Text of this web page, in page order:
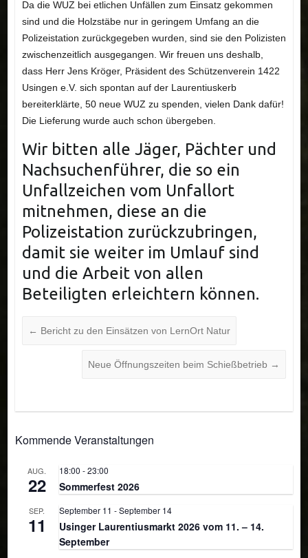
Da die WUZ bei etlichen Unfällen zum Einsatz gekommen
sind und die Holzstäbe nur in geringem Umfang an die
Polizeistation zurückgegeben wurden, sind sie den Polizisten
zwischenzeitlich ausgegangen. Wir freuen uns deshalb,
dass Herr Jens Kröger, Präsident des Schützenverein 1422
Usingen e.V. sich spontan auf der Laurentiuskerb
bereiterklärte, 50 neue WUZ zu spenden, vielen Dank dafür!
Die Lieferung wurde auch schon übergeben.
Wir bitten alle Jäger, Pächter und
Nachsuchenführer, die so ein
Unfallzeichen vom Unfallort
mitnehmen, diese an die
Polizeistation zurückzubringen,
damit sie weiter im Umlauf sind
und die Arbeit von allen
Beteiligten erleichtern können.
← Bericht zu den Einsätzen von LernOrt Natur
Neue Öffnungszeiten beim Schießbetrieb →
Kommende Veranstaltungen
AUG.
22
18:00 -23:00
Sommerfest 2026
SEP.
11
September 11 -September 14
Usinger Laurentiusmarkt 2026 vom 11. – 14.
September